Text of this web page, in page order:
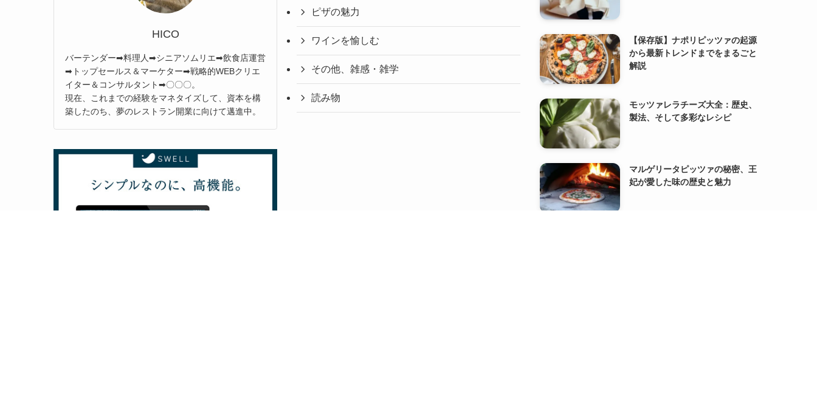
HICO
バーテンダー➡料理人➡シニアソムリエ➡飲食店運営
➡トップセールス＆マーケター➡戦略的WEBクリエ
イター＆コンサルタント➡〇〇〇。
現在、これまでの経験をマネタイズして、資本を構
築したのち、夢のレストラン開業に向けて邁進中。
ピザの魅力
ワインを愉しむ
その他、雑感・雑学
読み物
【保存版】ナポリピッツァの起源
から最新トレンドまでをまるごと
解説
モッツァレラチーズ大全：歴史、
製法、そして多彩なレシピ
マルゲリータピッツァの秘密、王
妃が愛した味の歴史と魅力